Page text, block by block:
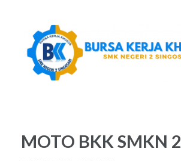
konten
(Tekan
MOTO BKK SMKN 2